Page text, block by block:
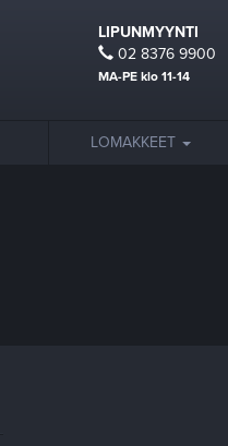
LIPUNMYYNTI
02 8376 9900
MA-PE klo 11-14
LOMAKKEET